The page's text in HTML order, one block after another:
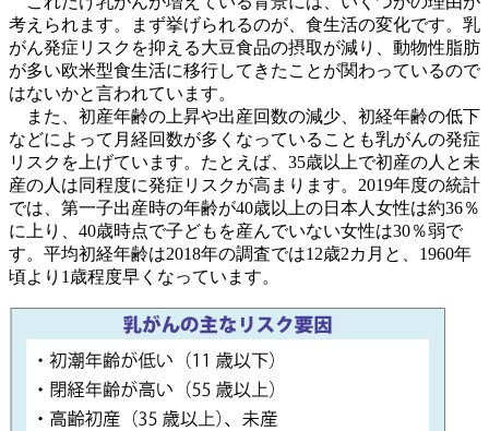
考えられます。まず挙げられるのが、食生活の変化です。乳
がん発症リスクを抑える大豆食品の摂取が減り、動物性脂肪
が多い欧米型食生活に移行してきたことが関わっているので
はないかと言われています。
また、初産年齢の上昇や出産回数の減少、初経年齢の低下
などによって月経回数が多くなっていることも乳がんの発症
リスクを上げています。たとえば、35歳以上で初産の人と未
産の人は同程度に発症リスクが高まります。2019年度の統計
では、第一子出産時の年齢が40歳以上の日本人女性は約36％
に上り、40歳時点で子どもを産んでいない女性は30％弱で
す。平均初経年齢は2018年の調査では12歳2カ月と、1960年
頃より1歳程度早くなっています。